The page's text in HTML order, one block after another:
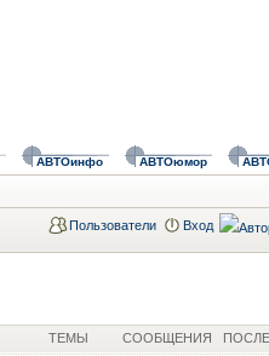
АВТОинфо АВТОюмор
Пользователи Вход
ТЕМЫ СООБЩЕНИЯ